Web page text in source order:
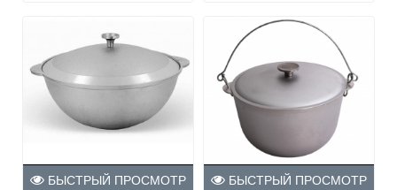
БЫСТРЫЙ ПРОСМОТР БЫСТРЫЙ ПРОСМОТР